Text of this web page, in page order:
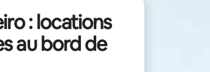
: locations
au bord de